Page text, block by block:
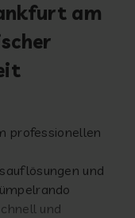
am
professionellen
und
und